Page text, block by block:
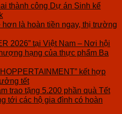
thành công Dự án Sinh kế
là hoàn tiền ngay, thị trường
2026” tại Việt Nam – Nơi hội
hạng của thực phẩm Ba
kết hợp
tết
trao tặng 5.200 phần quà Tết
tới các hộ gia đình có hoàn